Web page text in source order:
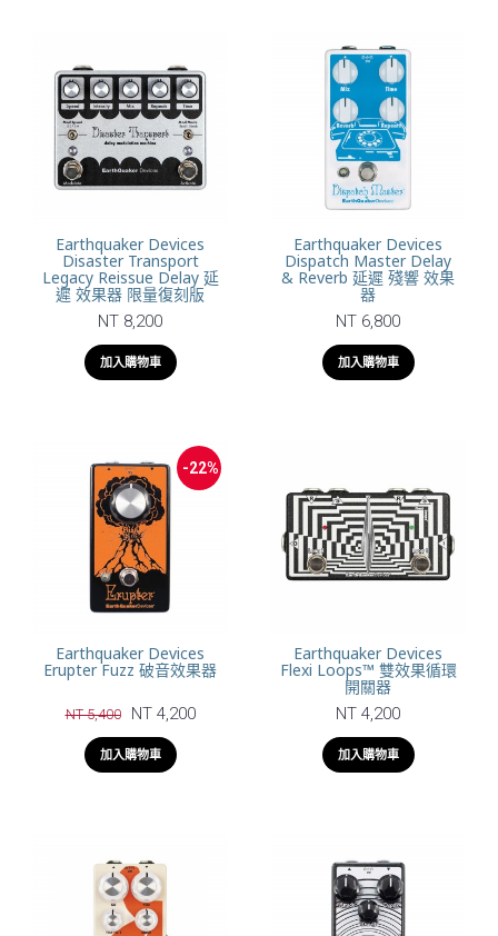
Earthquaker Devices
Disaster Transport
Legacy Reissue Delay 延
遲 效果器 限量復刻版
NT 8,200
加入購物車
Earthquaker Devices
Dispatch Master Delay
& Reverb 延遲 殘響 效果
器
NT 6,800
加入購物車
-22%
Earthquaker Devices
Erupter Fuzz 破音效果器
NT 5,400 NT 4,200
加入購物車
Earthquaker Devices
Flexi Loops™ 雙效果循環
開關器
NT 4,200
加入購物車